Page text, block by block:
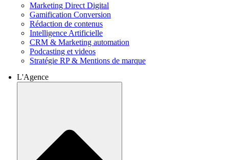
Marketing Direct Digital
Gamification Conversion
Rédaction de contenus
Intelligence Artificielle
CRM & Marketing automation
Podcasting et videos
Stratégie RP & Mentions de marque
L'Agence